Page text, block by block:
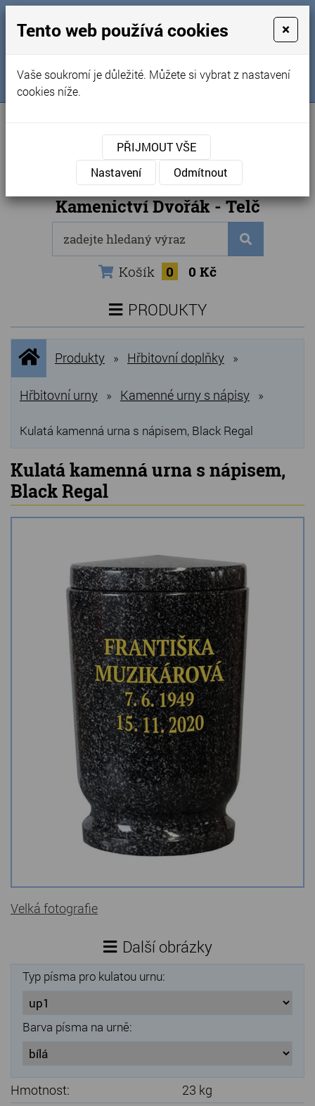
Obchodní podmínky
Kontakty
Naše kamenictví
Sledujte nás na FB
Internetový obchod
Kamenictví Dvořák - Telč
Košík 0 0 Kč
PRODUKTY
NOVINKY
NEJPRODÁVANĚJŠÍ
VÝPRODEJ
Produkty
Grilovací, pečící kameny
Lávové grilovací kameny
Kamenné truhlíky
Doplňky do kuchyně
Hřbitovní doplňky
Zvířecí náhrobky a pomníčky
Kamenné stoly, konferenční stolky
Barevné kamenné drti
Štípané kamenné obklady
Dárkové předměty z přírodního kamene
Gabiony, gabionový kámen
Údržba a čištění kamene
Úvodní
stránka
Produkty » Hřbitovní doplňky »
Hřbitovní urny » Kamenné urny s nápisy »
Kulatá kamenná urna s nápisem, Black Regal
Kulatá kamenná urna s nápisem,
Black Regal
Velká fotografie
Další obrázky
Typ písma pro kulatou urnu:
Barva písma na urně:
Hmotnost:
23 kg
Tento web používá cookies ×
Vaše soukromí je důležité. Můžete si vybrat z nastavení
cookies níže.
PŘIJMOUT VŠE
Nastavení
Odmítnout